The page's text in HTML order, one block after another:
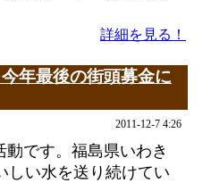
詳細を見る！
年最後の街頭募金に
2011-12-7 4:26
です。福島県いわき
しい水を送り続けてい